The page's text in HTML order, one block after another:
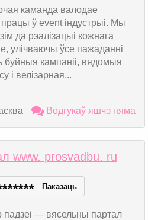
каманда валодае
ў event індустрыі. Мы
да рэалізацыі кожнага
улічваючы ўсе пажаданні
буйныя кампаніі, вядомыя
і велізарная...
Водгукаў яшчэ няма
www. prosvadbu. ru
****** Паказаць
— вясельны партал